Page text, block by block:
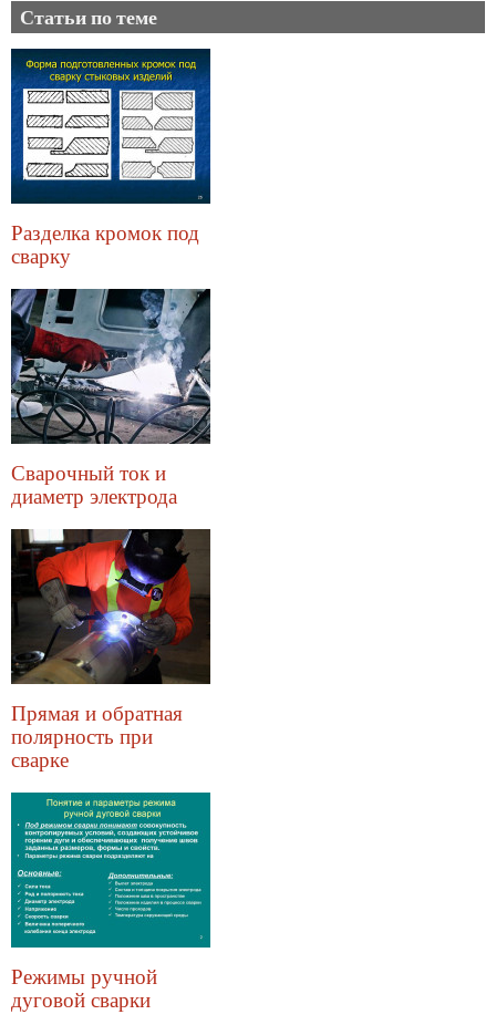
Статьи по теме
Разделка кромок под
сварку
Сварочный ток и
диаметр электрода
Прямая и обратная
полярность при
сварке
Режимы ручной
дуговой сварки